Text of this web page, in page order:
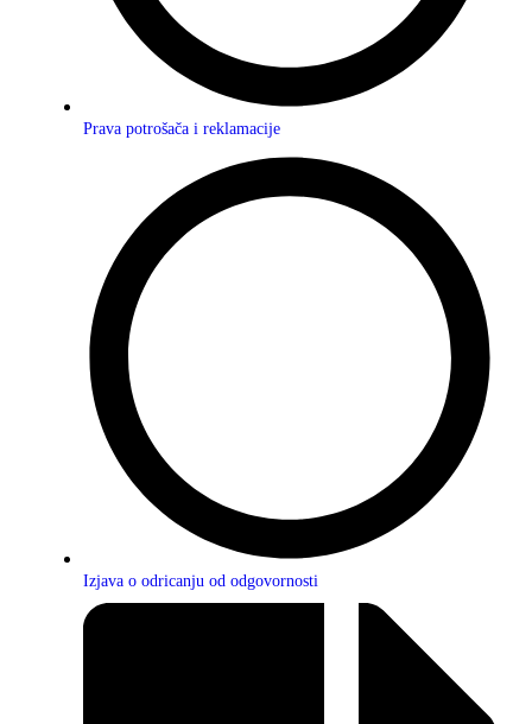
Prava potrošača i reklamacije
Izjava o odricanju od odgovornosti